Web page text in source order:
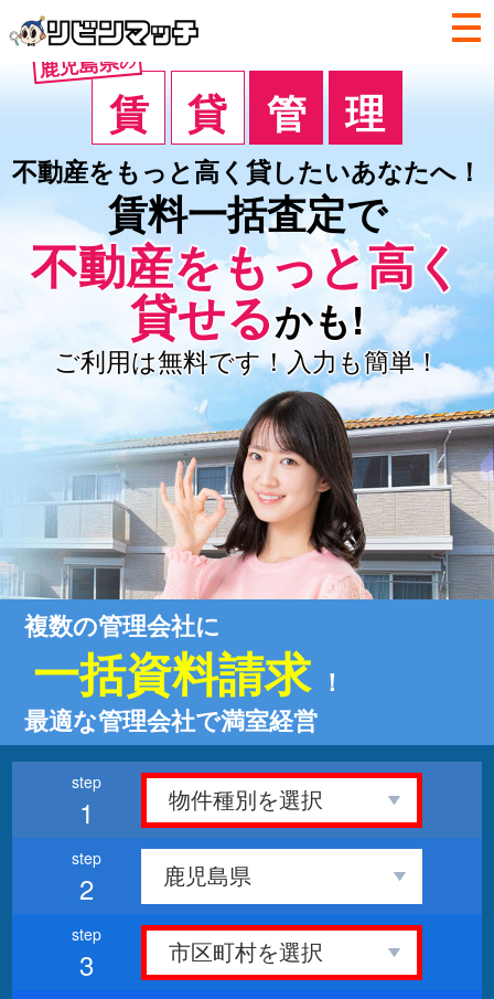
鹿児島県の
賃 貸 管 理
不動産をもっと高く 貸したいあなたへ！
賃料一括査定で
不動産をもっと高く
貸せるかも!
ご利用は無料です！入力も簡単！
複数の管理会社に
一括資料請求 ！
最適な管理会社で満室経営
1
2
3